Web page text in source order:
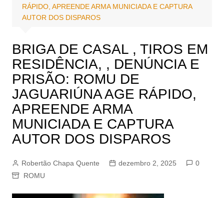
RÁPIDO, APREENDE ARMA MUNICIADA E CAPTURA
AUTOR DOS DISPAROS
BRIGA DE CASAL , TIROS EM
RESIDÊNCIA, , DENÚNCIA E
PRISÃO: ROMU DE
JAGUARIÚNA AGE RÁPIDO,
APREENDE ARMA
MUNICIADA E CAPTURA
AUTOR DOS DISPAROS
Robertão Chapa Quente dezembro 2, 2025
0
ROMU